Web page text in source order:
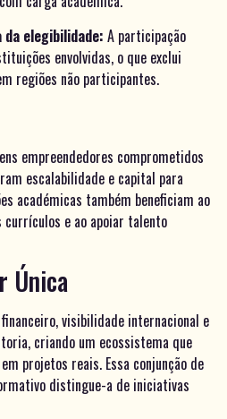
elegibilidade: A participação
envolvidas, o que exclui
regiões não participantes.
empreendedores comprometidos
escalabilidade e capital para
académicas também beneficiam ao
e ao apoiar talento
Única
visibilidade internacional e
criando um ecossistema que
projetos reais. Essa conjunção de
distingue-a de iniciativas